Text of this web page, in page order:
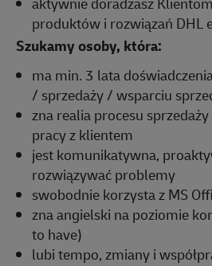
produktów i rozwiązań DHL
Szukamy osoby, która:
ma min. 3 lata
/ sprzedaży / wsparciu
zna realia procesu
pracy z klientem
jest komunikatywna,
rozwiązywać problemy
swobodnie korzysta z MS
zna angielski na poziomie
to have)
lubi tempo, zmiany i